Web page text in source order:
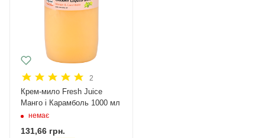
2
Крем-мило Fresh Juice
Манго і Карамболь 1000 мл
немає
131,66 грн.